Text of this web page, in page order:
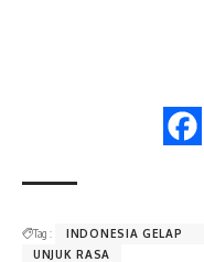
Tag : INDONESIA GELAP
UNJUK RASA